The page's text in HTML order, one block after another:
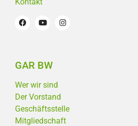
Kontakt
GAR BW
Wer wir sind
Der Vorstand
Geschäftsstelle
Mitgliedschaft